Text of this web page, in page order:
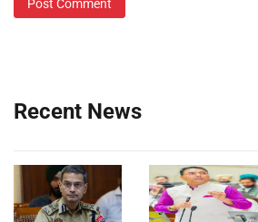
Recent News